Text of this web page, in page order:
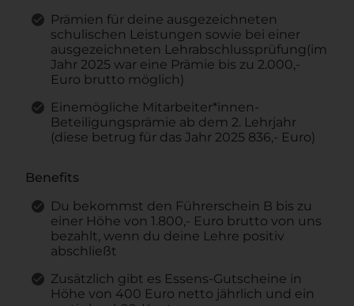
Prämien für deine ausgezeichneten
schulischen Leistungen sowie bei einer
ausgezeichneten Lehrabschlussprüfung(im
Jahr 2025 war eine Prämie bis zu 2.000,-
Euro brutto möglich)
Einemögliche Mitarbeiter*innen-
Beteiligungsprämie ab dem 2. Lehrjahr
(diese betrug für das Jahr 2025 836,- Euro)
Benefits
Du bekommst den Führerschein B bis zu
einer Höhe von 1.800,- Euro brutto von uns
bezahlt, wenn du deine Lehre positiv
abschließt
Zusätzlich gibt es Essens-Gutscheine in
Höhe von 400 Euro netto jährlich und ein